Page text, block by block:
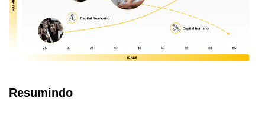
Resumindo